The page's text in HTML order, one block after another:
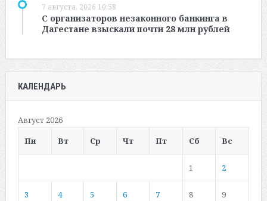
7 августа, 2026 10:58
С организаторов незаконного банкинга в
Дагестане взыскали почти 28 млн рублей
КАЛЕНДАРЬ
Август 2026
Пн
Вт Ср Чт Пт Сб Вс
1 2
3 4 5 6 7 8 9